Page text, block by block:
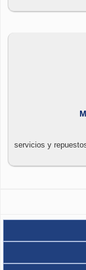
proximidad
servicios y